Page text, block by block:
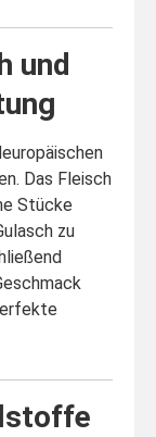
und
Das Fleisch
Stücke
zu